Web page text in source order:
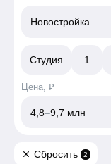
Новостройка
Студия 1
Цена, ₽
4,8–9,7 млн
close Сбросить 2